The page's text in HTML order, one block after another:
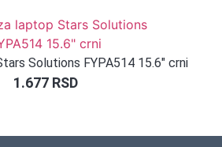
Solutions FYPA514 15.6″ crni
1.677 RSD